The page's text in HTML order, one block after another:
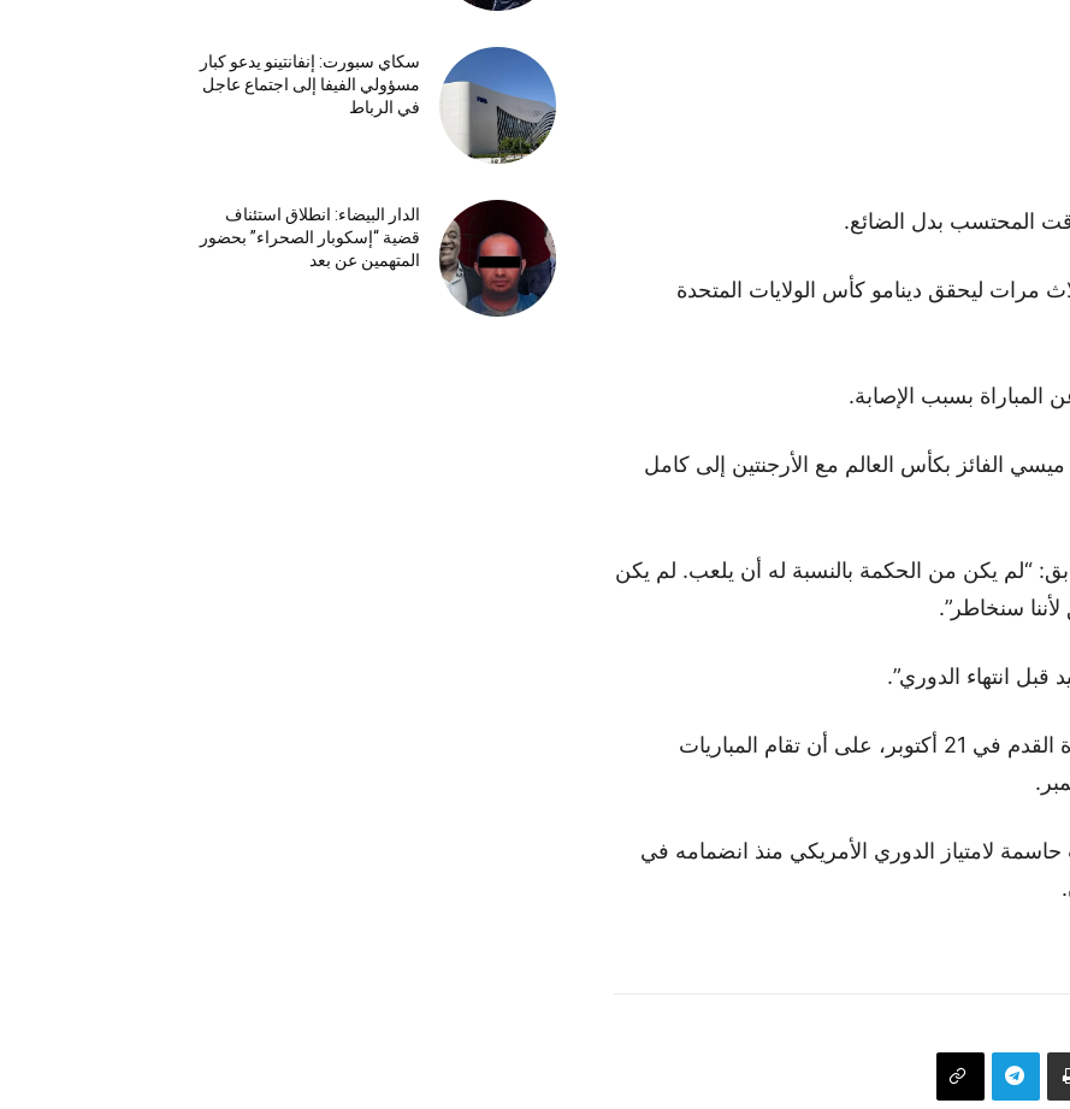
سكاي سبورت: إنفانتينو يدعو كبار
مسؤولي الفيفا إلى اجتماع عاجل
في الرباط
الدار البيضاء: انطلاق استئناف
قضية “إسكوبار الصحراء” بحضور
المتهمين عن بعد
المحتسب بدل الضائع.
ليحقق دينامو كأس الولايات المتحدة
المباراة بسبب الإصابة.
الفائز بكأس العالم مع الأرجنتين إلى كامل
“لم يكن من الحكمة بالنسبة له أن يلعب. لم يكن
سنخاطر”.
قبل انتهاء الدوري”.
وينتهي الموسم العادي للدوري الأمريكي لكرة القدم في 21 أكتوبر، على أن تقام المباريات
حاسمة لامتياز الدوري الأمريكي منذ انضمامه في